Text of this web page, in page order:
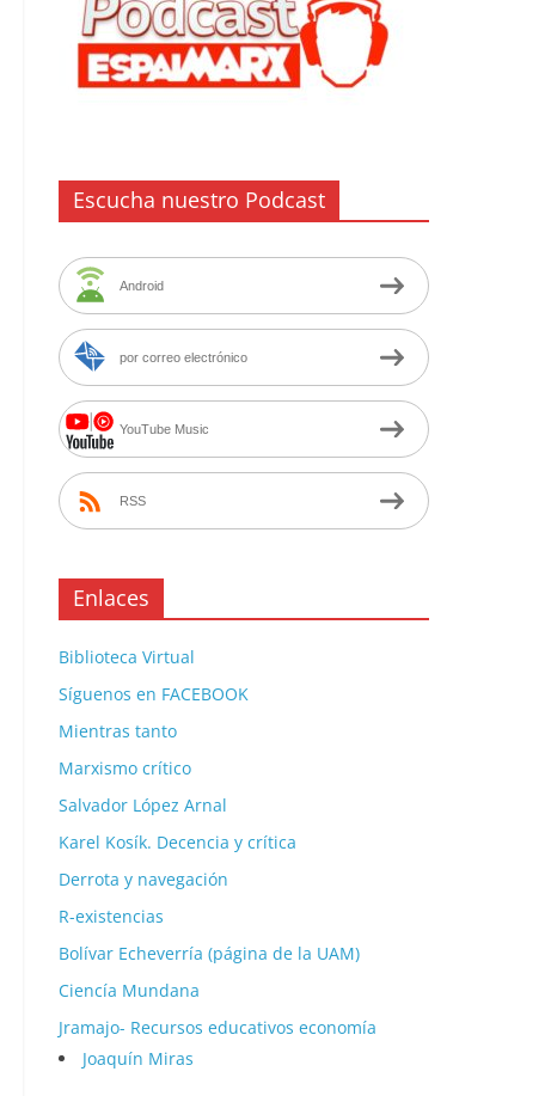
Escucha nuestro Podcast
Android
por correo electrónico
YouTube Music
RSS
Enlaces
Biblioteca Virtual
Síguenos en FACEBOOK
Mientras tanto
Marxismo crítico
Salvador López Arnal
Karel Kosík. Decencia y crítica
Derrota y navegación
R-existencias
Bolívar Echeverría (página de la UAM)
Ciencía Mundana
Jramajo- Recursos educativos economía
Joaquín Miras